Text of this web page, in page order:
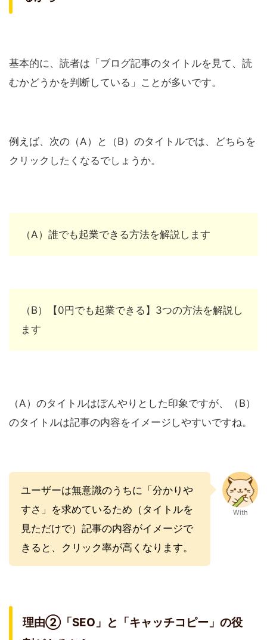
基本的に、読者は「ブログ記事のタイトルを見て、読
むかどうかを判断している」ことが多いです。
例えば、次の（A）と（B）のタイトルでは、どちらを
クリックしたくなるでしょうか。
（A）誰でも起業できる方法を解説します
（B）【0円でも起業できる】3つの方法を解説し
ます
（A）のタイトルはぼんやりとした印象ですが、（B）
のタイトルは記事の内容をイメージしやすいですね。
ユーザーは無意識のうちに「分かりや
すさ」を求めているため（タイトルを
見ただけで）記事の内容がイメージで
きると、クリック率が高くなります。
With
理由②「SEO」と「キャッチコピー」の役